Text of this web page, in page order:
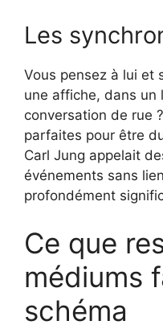
Les
Vous pensez à lui et
une affiche, dans un
conversation de rue
parfaites pour être
Carl Jung appelait
événements sans
profondément
Ce que
médiums
schéma